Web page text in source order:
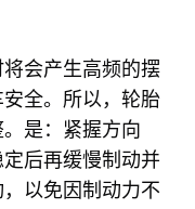
会产生高频的摆
全。所以，轮胎
是：紧握方向
后再缓慢制动并
以免因制动力不